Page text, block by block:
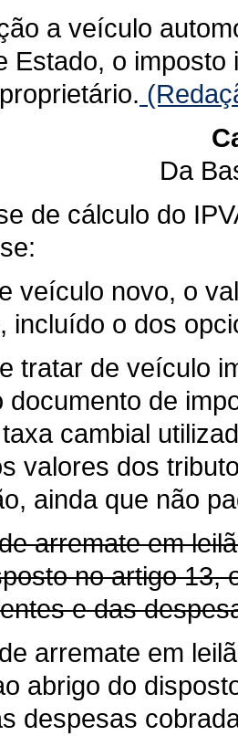
a veículo
Estado, o
Da
de cálculo do
veículo novo, o
incluído o dos
tratar de veículo
documento de
cambial
valores dos
ainda que não
arremate em
no artigo 13,
e das
arremate em
abrigo do
despesas